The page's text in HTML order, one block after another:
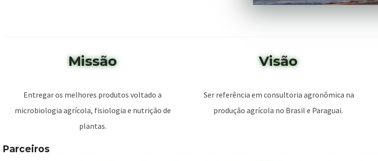
Missão Visão
Entregar os melhores produtos voltado a
microbiologia agrícola, fisiologia e nutrição de
plantas.
Ser referência em consultoria agronômica na
produção agrícola no Brasil e Paraguai.
Parceiros